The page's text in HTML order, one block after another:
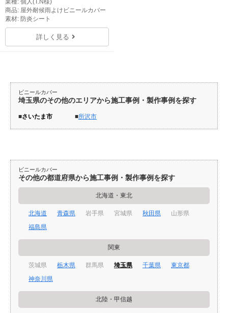
業種: 個人(T.N様)
商品: 屋外耐候雨よけビニールカバー
素材: 防炎シート
詳しく見る
ビニールカバー
埼玉県のその他のエリアから施工事例・製作事例を探す
さいたま市 所沢市
ビニールカバー
その他の都道府県から施工事例・製作事例を探す
北海道・東北
北海道 青森県 岩手県 宮城県 秋田県
山形県
福島県
関東
茨城県 栃木県 群馬県 埼玉県 千葉県
東京都
神奈川県
北陸・甲信越